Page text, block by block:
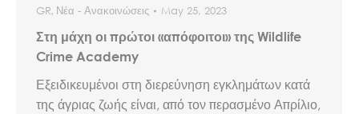
GR, Νέα - Ανακοινώσεις May 25, 2023
Στη μάχη οι πρώτοι «απόφοιτοι» της Wildlife
Crime Academy
Εξειδικευμένοι στη διερεύνηση εγκλημάτων κατά
της άγριας ζωής είναι, από τον περασμένο Απρίλιο,